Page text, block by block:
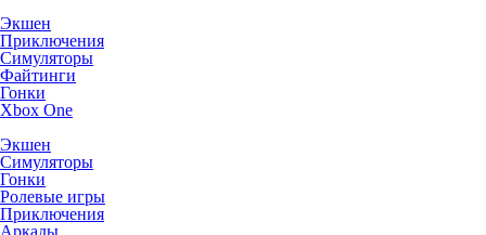
Экшен
Приключения
Симуляторы
Файтинги
Гонки
Xbox One
Экшен
Симуляторы
Гонки
Ролевые игры
Приключения
Аркады